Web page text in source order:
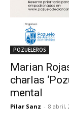
POZUELEROS
Marian
charlas
mental
Pilar Sanz - 8 abril,